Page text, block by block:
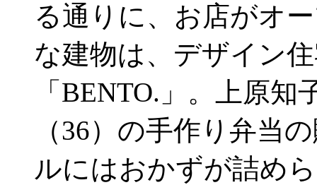
る通りに、お店がオ
な建物は、デザイン
「BENTO.」。上原
（36）の手作り弁当
ルにはおかずが詰め